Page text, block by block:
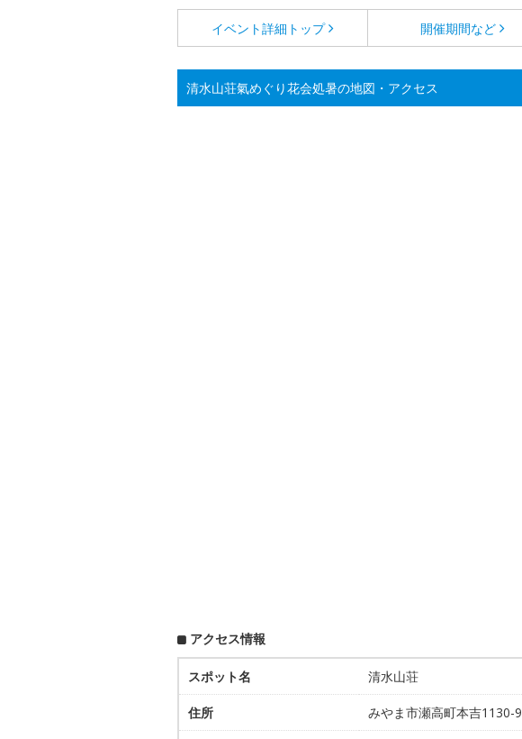
イベント詳細 トップ 開催期間など
清水山荘氣めぐり花会処暑の地図・アクセス
アクセス情報
スポット名 清水山荘
住所 みやま市瀬高町本吉1130-9